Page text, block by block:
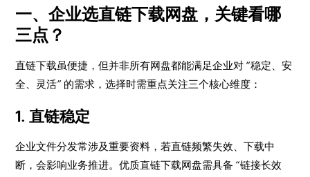
一、企业选直链下载网盘，关键看哪
三点？
直链下载虽便捷，但并非所有网盘都能满足企业对 “稳定、安
全、灵活” 的需求，选择时需重点关注三个核心维度：
1. 直链稳定
企业文件分发常涉及重要资料，若直链频繁失效、下载中
断，会影响业务推进。优质直链下载网盘需具备 “链接长效